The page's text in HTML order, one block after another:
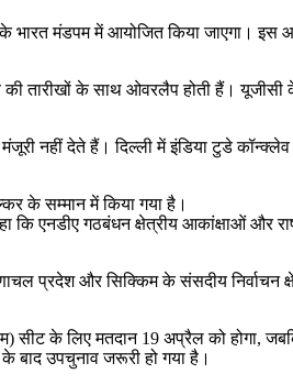
भारत मंडपम में आयोजित किया जाएगा।
तारीखों के साथ ओवरलैप होती हैं। यूजीसी
नहीं देते हैं। दिल्ली में इंडिया टुडे कॉन्क्लेव
के सम्मान में किया गया है।
एनडीए गठबंधन क्षेत्रीय आकांक्षाओं और
प्रदेश और सिक्किम के संसदीय निर्वाचन
सीट के लिए मतदान 19 अप्रैल को होगा,
बाद उपचुनाव जरूरी हो गया है।